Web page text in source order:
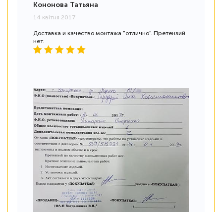
Кононова Татьяна
14 квітня 2017
Доставка и качество монтажа "отлично". Претензий
нет.